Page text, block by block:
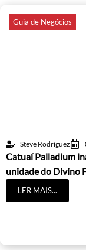
Guia de Negócios
Steve Rodríguez
Catuaí Palladium
unidade do Divino
LER MAIS...